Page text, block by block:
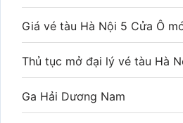
Giá vé tàu Hà Nội 5 Cửa Ô
Thủ tục mở đại lý vé tàu Hà
Ga Hải Dương Nam